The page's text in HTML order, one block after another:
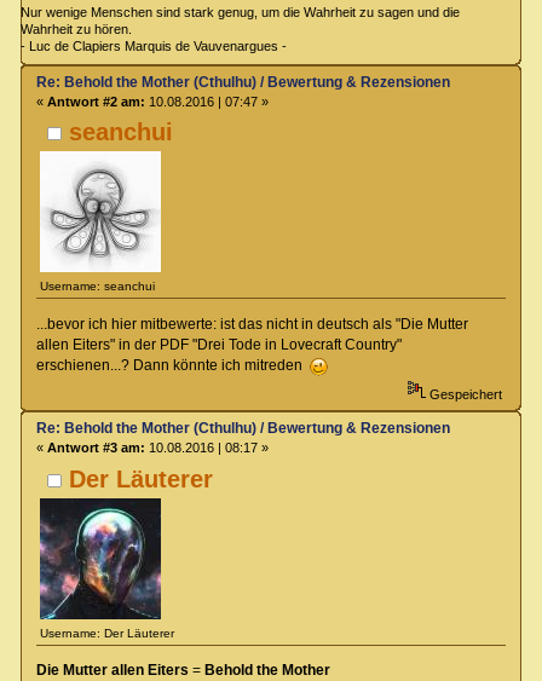
Nur wenige Menschen sind stark genug, um die Wahrheit zu sagen und die
Wahrheit zu hören.
- Luc de Clapiers Marquis de Vauvenargues -
seanchui
Username: seanchui
Re: Behold the Mother (Cthulhu) / Bewertung & Rezensionen
« Antwort #2 am: 10.08.2016 | 07:47 »
...bevor ich hier mitbewerte: ist das nicht in deutsch als "Die Mutter
allen Eiters" in der PDF "Drei Tode in Lovecraft Country"
erschienen...? Dann könnte ich mitreden
Gespeichert
Der Läuterer
Username: Der Läuterer
Re: Behold the Mother (Cthulhu) / Bewertung & Rezensionen
« Antwort #3 am: 10.08.2016 | 08:17 »
Die Mutter allen Eiters = Behold the Mother